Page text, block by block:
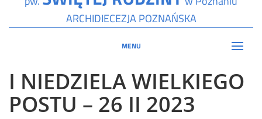
ARCHIDIECEZJA POZNAŃSKA
MENU
I NIEDZIELA WIELKIEGO
POSTU – 26 II 2023